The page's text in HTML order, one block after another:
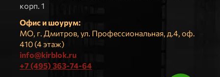
корп. 1
Офис и шоурум:
МО, г. Дмитров, ул. Профессиональная, д.4, оф.
410 (4 этаж)
info@kirblok.ru
+7 (495) 363-74-64